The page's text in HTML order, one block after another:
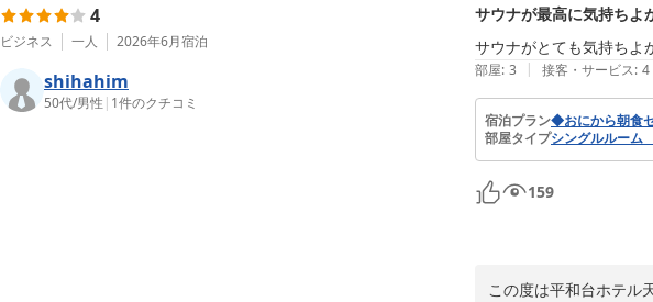
また福岡へお越しの際
スタッフ一同、またの
平和台ホテル天神
2026-08-01
4
ビジネス 一人 2026年6月宿泊
shihahim
50代/男性 | 1件のクチコミ
サウナが最高に気持ちよ
サウナがとても気持ちよ
部屋: 3 | 接客・サービス: 4
宿泊プラン◆おにから朝食
部屋タイプシングルルー
159
この度は平和台ホテル